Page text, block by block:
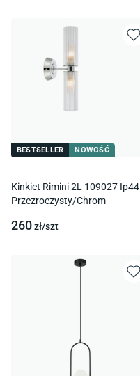
BESTSELLER NOWOŚĆ
Kinkiet Rimini 2L 109027 Ip44
Przezroczysty/Chrom
260zł/szt